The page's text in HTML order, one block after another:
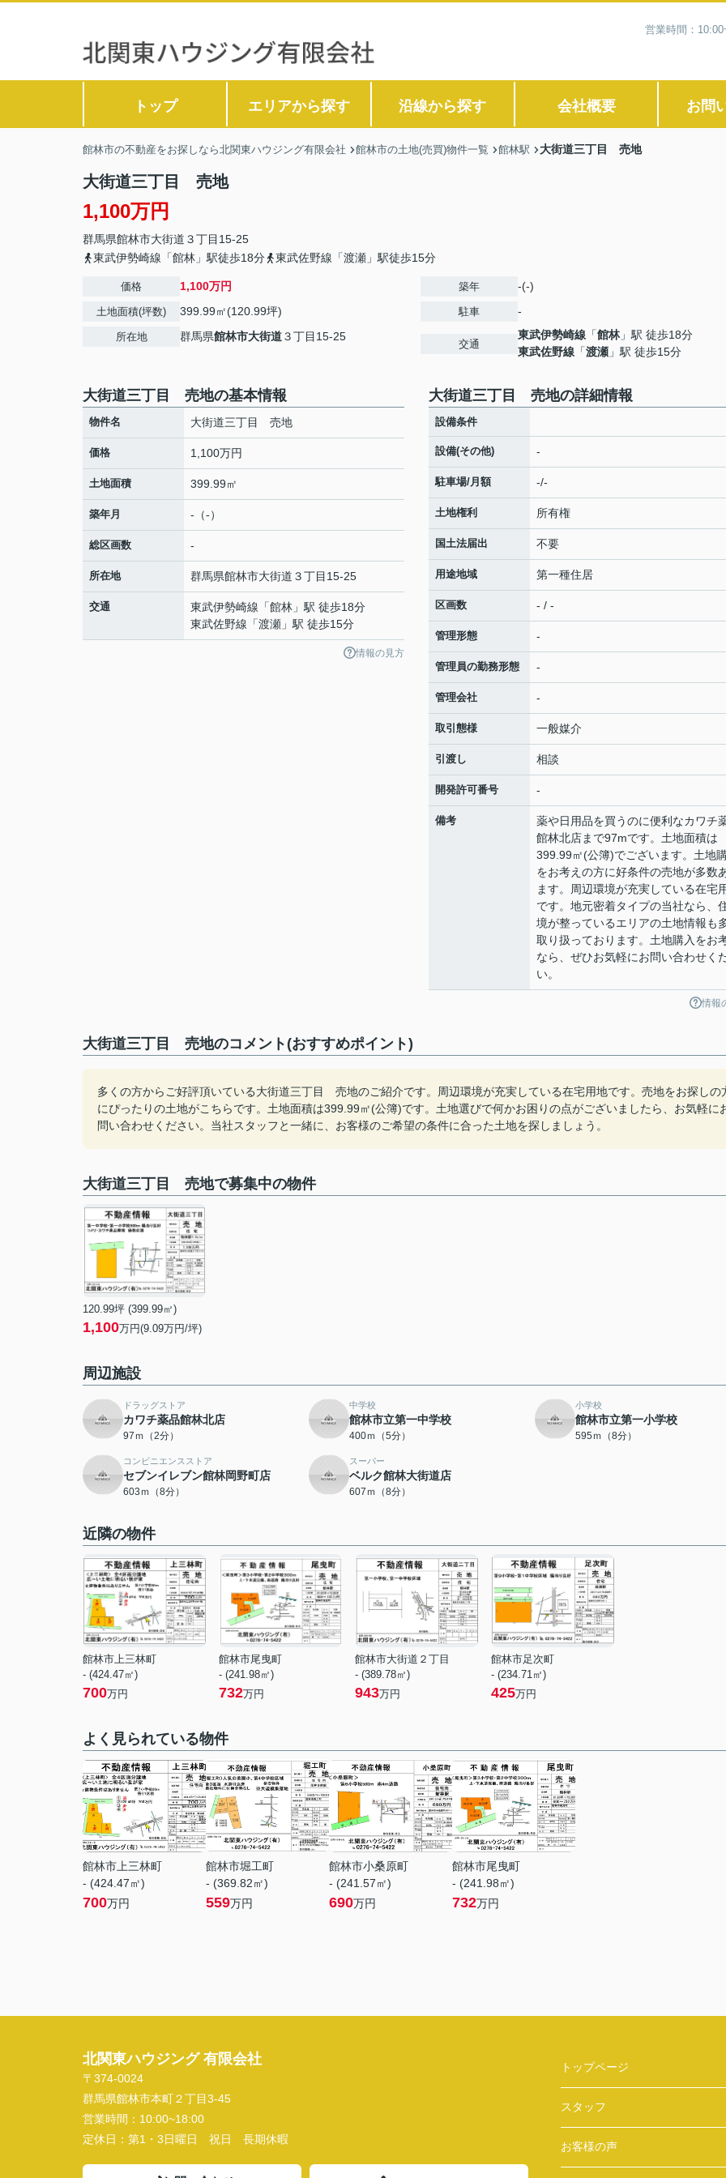
営業時間：
トップ エリアから探す 沿線から探す 会社概要 お問
館林市の不動産をお探しなら北関東ハウジング有限会社 館林市の土地(売買)物件一覧 館林駅 大街道三丁目 売地
大街道三丁目 売地
1,100万円
群馬県館林市大街道 ３丁目15-25
東武伊勢崎線「館林」駅徒歩18分
東武佐野線「渡瀬」駅徒歩15分
価格 1,100万円
土地面積(坪数) 399.99㎡(120.99坪)
所在地 群馬県館林市大街道３丁目15-25
築年 -(-)
駐車 -
交通
東武伊勢崎線 「館林」駅 徒歩18分
東武佐野線 「渡瀬 」駅 徒歩15分
大街道三丁目 売地の基本情報
物件名 大街道三丁目 売地
価格 1,100万円
土地面積 399.99㎡
築年月 -（-）
総区画数 -
所在地 群馬県館林市大街道 ３丁目15-25
交通 東武伊勢崎線 「館林 」駅 徒歩18分
東武佐野線 「渡瀬 」駅 徒歩15分
情報の見方
大街道三丁目 売地の詳細情報
設備条件
設備(その他) -
駐車場/月額 -/-
土地権利 所有権
国土法届出 不要
用途地域 第一種住居
区画数 - / -
管理形態 -
管理員の勤務形態 -
管理会社 -
取引態様 一般媒介
引渡し 相談
開発許可番号 -
備考
薬や日用品を買うのに便利なカワチ
館林北店まで97mです。土地面積は
399.99㎡(公簿)でございます。土地
をお考えの方に好条件の売地が多数
ます。周辺環境が充実している在宅
です。地元密着タイプの当社なら、
境が整っているエリアの土地情報も
取り扱っております。土地購入をお
なら、ぜひお気軽にお問い合わせく
い。
情報
大街道三丁目 売地のコメント(おすすめポイント)
多くの方からご好評頂いている大街道三丁目 売地のご紹介です。周辺環境が充実している在宅用地です。売地をお探しの
にぴったりの土地がこちらです。土地面積は399.99㎡(公簿)です。土地選びで何かお困りの点がございましたら、お気軽に
問い合わせください。当社スタッフと一緒に、お客様のご希望の条件に合った土地を探しましょう。
大街道三丁目 売地で募集中の物件
120.99坪 (399.99㎡)
1,100万円(9.09万円/坪)
周辺施設
ドラッグストア
カワチ薬品館林北店
97ｍ（2分）
中学校
館林市立第一中学校
400ｍ（5分）
小学校
館林市立第一小学校
595ｍ（8分）
コンビニエンスストア
セブンイレブン館林岡野町店
603ｍ（8分）
スーパー
ベルク館林大街道店
607ｍ（8分）
近隣の物件
館林市上三林町
- (424.47㎡)
700万円
館林市尾曳町
- (241.98㎡)
732万円
館林市大街道２丁目
- (389.78㎡)
943万円
館林市足次町
- (234.71㎡)
425万円
よく見られている物件
館林市上三林町
- (424.47㎡)
700万円
館林市堀工町
- (369.82㎡)
559万円
館林市小桑原町
- (241.57㎡)
690万円
館林市尾曳町
- (241.98㎡)
732万円
北関東ハウジング 有限会社
〒374-0024
群馬県館林市本町２丁目3-45
営業時間： 10:00~18:00
定休日： 第1・3日曜日 祝日 長期休暇
トップページ
スタッフ
お客様の声